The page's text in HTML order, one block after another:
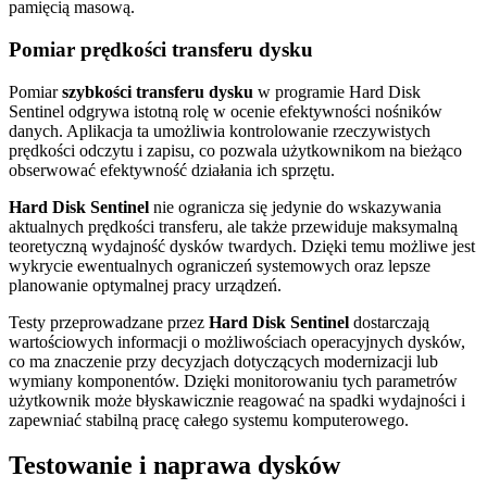
pamięcią masową.
Pomiar prędkości transferu dysku
Pomiarszybkości transferu dysku w programie Hard Disk
Sentinel odgrywa istotną rolę w ocenie efektywności nośników
danych. Aplikacja ta umożliwia kontrolowanie rzeczywistych
prędkości odczytu i zapisu, co pozwala użytkownikom na bieżąco
obserwować efektywność działania ich sprzętu.
Hard Disk Sentinel nie ogranicza się jedynie do wskazywania
aktualnych prędkości transferu, ale także przewiduje maksymalną
teoretyczną wydajność dysków twardych. Dzięki temu możliwe jest
wykrycie ewentualnych ograniczeń systemowych oraz lepsze
planowanie optymalnej pracy urządzeń.
Testy przeprowadzane przez Hard Disk Sentinel dostarczają
wartościowych informacji o możliwościach operacyjnych dysków,
co ma znaczenie przy decyzjach dotyczących modernizacji lub
wymiany komponentów. Dzięki monitorowaniu tych parametrów
użytkownik może błyskawicznie reagować na spadki wydajności i
zapewniać stabilną pracę całego systemu komputerowego.
Testowanie i naprawa dysków